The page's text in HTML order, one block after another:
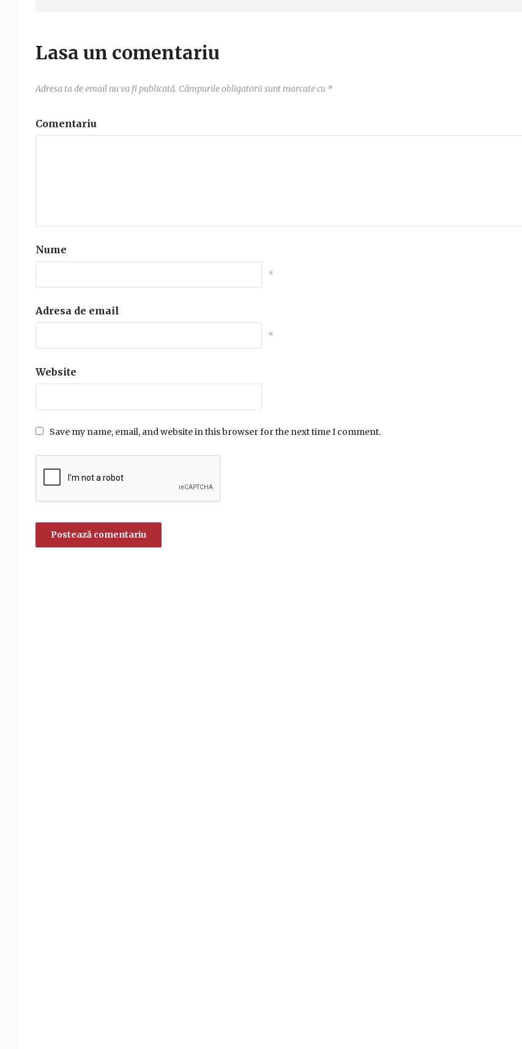
Lasa un comentariu
Adresa ta de email nu va fi publicată. Câmpurile obligatorii sunt marcate cu *
Comentariu
Nume
*
Adresa de email
*
Website
Save my name, email, and website in this browser for the next time I comment.